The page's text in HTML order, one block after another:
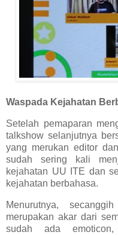
Waspada Kejahatan
Setelah pemaparan
talkshow selanjutnya
yang merukan editor
sudah sering kali
kejahatan UU ITE dan
kejahatan berbahasa.
Menurutnya,
merupakan akar dari
sudah ada